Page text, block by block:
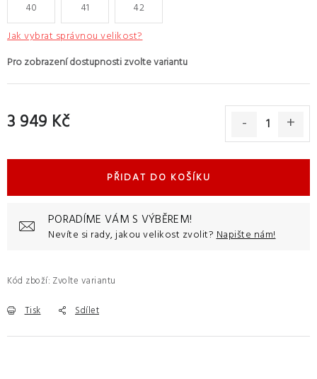
40 41
42
Jak vybrat správnou velikost?
3 949 Kč
PŘIDAT DO KOŠÍKU
PORADÍME VÁM S VÝBĚREM!
Nevíte si rady, jakou velikost zvolit? Napište nám!
Kód zboží: Zvolte variantu
Tisk Sdílet